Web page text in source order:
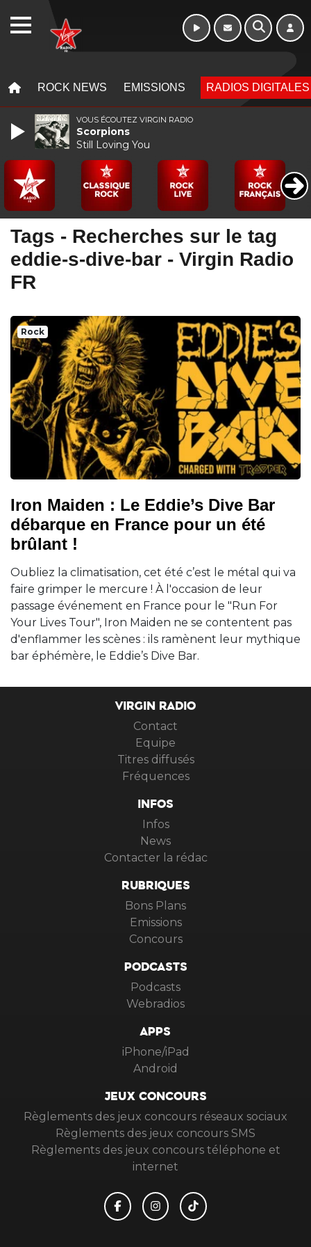
ROCK NEWS EMISSIONS RADIOS DIGITALES
Tags - Recherches sur le tag
eddie-s-dive-bar - Virgin Radio
FR
Rock
Iron Maiden : Le Eddie’s Dive Bar
débarque en France pour un été
brûlant !
Oubliez la climatisation, cet été c’est le métal qui va
faire grimper le mercure ! À l'occasion de leur
passage événement en France pour le "Run For
Your Lives Tour", Iron Maiden ne se contentent pas
d'enflammer les scènes : ils ramènent leur mythique
bar éphémère, le Eddie’s Dive Bar.
VIRGIN RADIO
Contact
Equipe
Titres diffusés
Fréquences
INFOS
Infos
News
Contacter la rédac
RUBRIQUES
Bons Plans
Emissions
Concours
PODCASTS
Podcasts
Webradios
APPS
iPhone/iPad
Android
JEUX CONCOURS
Règlements des jeux concours réseaux sociaux
Règlements des jeux concours SMS
Règlements des jeux concours téléphone et
internet
VOUS ÉCOUTEZ VIRGIN RADIO
Scorpions
Still Loving You
WEBRADIO